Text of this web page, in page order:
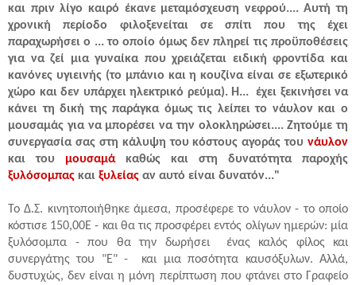
και πριν λίγο καιρό έκανε μεταμόσχευση νεφρού....Αυτή τη
χρονική περίοδο φιλοξενείται σε σπίτι που της έχει
παραχωρήσει ο ... το οποίο όμως δεν πληρεί τις προϋποθέσεις
για να ζεί μια γυναίκα που χρειάζεται ειδική φροντίδα και
κανόνες υγιεινής (το μπάνιο και η κουζίνα είναι σε εξωτερικό
χώρο και δεν υπάρχει ηλεκτρικό ρεύμα). Η... έχει ξεκινήσει να
κάνει τη δική της παράγκα όμως τις λείπει το νάυλονκαι ο
μουσαμάς για να μπορέσει να την ολοκληρώσει....Ζητούμε τη
συνεργασία σας στη κάλυψη του κόστους αγοράς του νάυλον
και του μουσαμά καθώς και στη δυνατότητα παροχής
ξυλόσομπας και ξυλείας αν αυτό είναι δυνατόν..."
Το Δ.Σ. κινητοποιήθηκε άμεσα, προσέφερε το νάυλον - το οποίο
κόστισε 150,00Ε - και θα τις προσφέρει εντός ολίγων ημερών: μία
ξυλόσομπα - που θα την δωρήσει ένας καλός φίλος και
συνεργάτης του "Ε" - και μια ποσότητα καυσόξυλων. Αλλά,
δυστυχώς, δεν είναι η μόνη περίπτωση που φτάνει στο Γραφείο